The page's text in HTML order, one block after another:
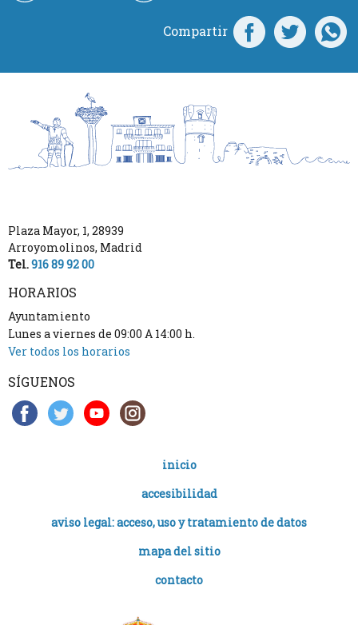
Compartir
Plaza Mayor, 1, 28939
Arroyomolinos, Madrid
Tel.916 89 92 00
HORARIOS
Ayuntamiento
Lunes a viernes de 09:00 A 14:00 h.
Ver todos los horarios
SÍGUENOS
inicio
accesibilidad
aviso legal: acceso, uso y tratamiento de datos
mapa del sitio
contacto